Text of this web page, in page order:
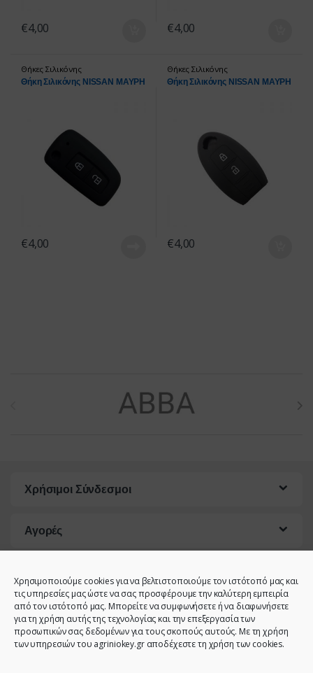
Χρησιμοποιούμε cookies για να βελτιστοποιούμε τον ιστότοπό μας και
τις υπηρεσίες μας ώστε να σας προσφέρουμε την καλύτερη εμπειρία
από τον ιστότοπό μας. Μπορείτε να συμφωνήσετε ή να διαφωνήσετε
για τη χρήση αυτής της τεχνολογίας και την επεξεργασία των
προσωπικών σας δεδομένων για τους σκοπούς αυτούς. Με τη χρήση
των υπηρεσιών του agriniokey.gr αποδέχεστε τη χρήση των cookies.
€4,00 €4,00
Θήκες Σιλικόνης
Θήκη Σιλικόνης NISSAN ΜΑΥΡΗ
€4,00
Θήκες Σιλικόνης
Θήκη Σιλικόνης NISSAN ΜΑΥΡΗ
€4,00
Χρήσιμοι Σύνδεσμοι
Αγορές